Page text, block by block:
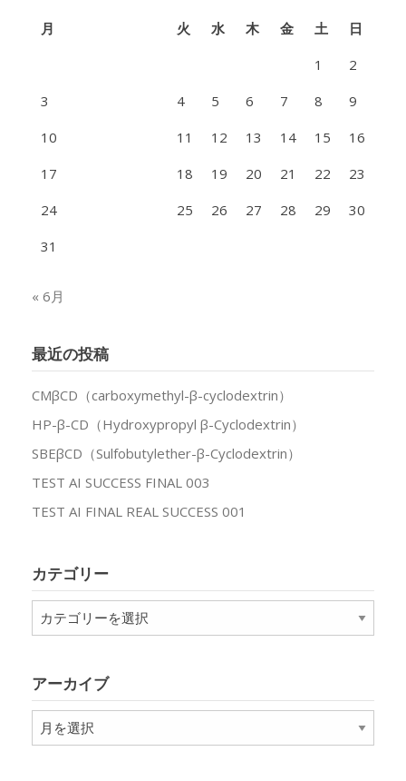
月
火 水 木 金 土
日
1
2
3
4 5 6 7 8
9
10
11 12 13 14 15
16
17
18 19 20 21 22
23
24
25 26 27 28 29
30
31
« 6月
最近の投稿
CMβCD（carboxymethyl-β-cyclodextrin）
HP-β-CD（Hydroxypropyl β-Cyclodextrin）
SBEβCD（Sulfobutylether-β-Cyclodextrin）
TEST AI SUCCESS FINAL 003
TEST AI FINAL REAL SUCCESS 001
カテゴリー
テ
ー
アーカイブ
ア
ー